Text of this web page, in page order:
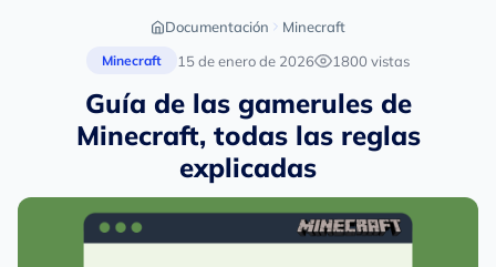
Documentación Minecraft
Minecraft 15 de enero de 2026 1800 vistas
Guía de las gamerules de
Minecraft, todas las reglas
explicadas